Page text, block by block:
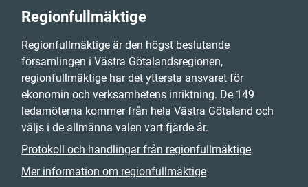
Regionfullmäktige
Regionfullmäktige är den högst beslutande
församlingen i Västra Götalandsregionen,
regionfullmäktige har det yttersta ansvaret för
ekonomin och verksamhetens inriktning. De 149
ledamöterna kommer från hela Västra Götaland och
väljs i de allmänna valen vart fjärde år.
Protokoll och handlingar från regionfullmäktige
Mer information om regionfullmäktige